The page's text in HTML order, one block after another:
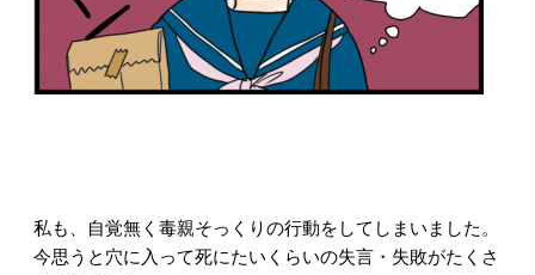
私も、自覚無く毒親そっくりの行動をしてしまいました。
今思うと穴に入って死にたいくらいの失言・失敗がたくさ